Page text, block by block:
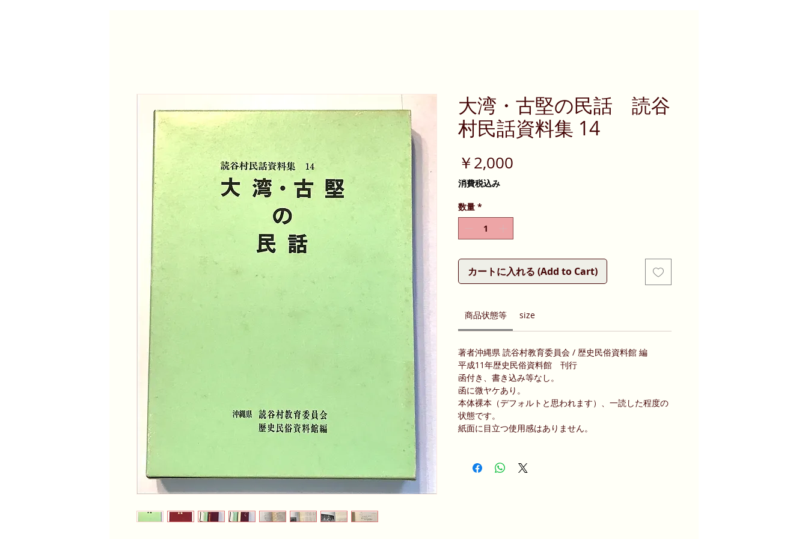
大湾・古堅の民話 読谷
村民話資料集 14
￥2,000
消費税込み
数量 *
カートに入れる (Add to Cart)
商品状態等 size
著者沖縄県 読谷村教育委員会 / 歴史民俗資料館 編
平成11年歴史民俗資料館 刊行
函付き、書き込み等なし。
函に微ヤケあり。
本体裸本（デフォルトと思われます）、一読した程度の
状態です。
紙面に目立つ使用感はありません。